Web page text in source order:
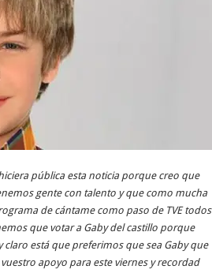
pública esta noticia porque creo que
gente con talento y que como mucha
de cántame como paso de TVE todos
que votar a Gaby del castillo porque
está que preferimos que sea Gaby que
apoyo para este viernes y recordad